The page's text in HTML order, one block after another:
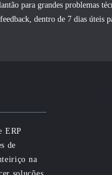
para grandes problemas
dentro de 7 dias úteis
ERP
de
na